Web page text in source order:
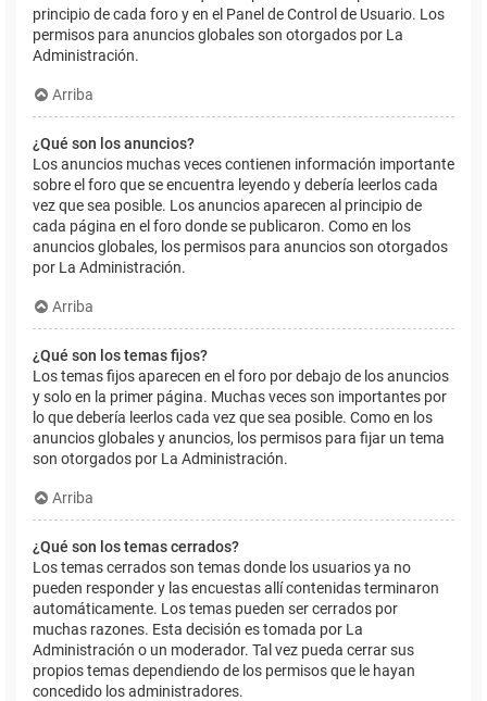
principio de cada foro y en el Panel de Control de Usuario. Los
permisos para anuncios globales son otorgados por La
Administración.
Arriba
¿Qué son los anuncios?
Los anuncios muchas veces contienen información importante
sobre el foro que se encuentra leyendo y debería leerlos cada
vez que sea posible. Los anuncios aparecen al principio de
cada página en el foro donde se publicaron. Como en los
anuncios globales, los permisos para anuncios son otorgados
por La Administración.
Arriba
¿Qué son los temas fijos?
Los temas fijos aparecen en el foro por debajo de los anuncios
y solo en la primer página. Muchas veces son importantes por
lo que debería leerlos cada vez que sea posible. Como en los
anuncios globales y anuncios, los permisos para fijar un tema
son otorgados por La Administración.
Arriba
¿Qué son los temas cerrados?
Los temas cerrados son temas donde los usuarios ya no
pueden responder y las encuestas allí contenidas terminaron
automáticamente. Los temas pueden ser cerrados por
muchas razones. Esta decisión es tomada por La
Administración o un moderador. Tal vez pueda cerrar sus
propios temas dependiendo de los permisos que le hayan
concedido los administradores.